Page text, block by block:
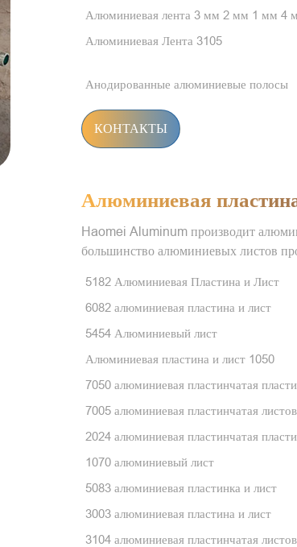
Алюминиевая лента 3 мм 2 мм 1 мм 4
Алюминиевая Лента 3105
Анодированные алюминиевые полосы
КОНТАКТЫ
Алюминиевая
Haomei Aluminum производит
большинство алюминиевых листов
5182 Алюминиевая Пластина и Лист
6082 алюминиевая пластина и лист
5454 Алюминиевый лист
Алюминиевая пластина и лист 1050
7050 алюминиевая пластинчатая
7005 алюминиевая пластинчатая
2024 алюминиевая пластинчатая
1070 алюминиевый лист
5083 алюминиевая пластинка и лист
3003 алюминиевая пластина и лист
3104 алюминиевая пластинчатая